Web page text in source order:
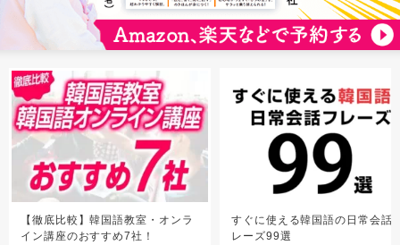
【徹底比較】韓国語教室・オンラ
イン講座のおすすめ7社！
すぐに使える韓国語の日常会話
レーズ99選